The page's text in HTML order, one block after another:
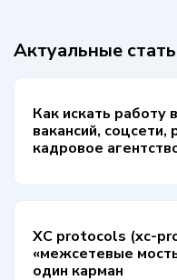
Актуальные
Как искать работу
вакансий,
кадровое
XC protocols (xc-
«межсетевые
один карман